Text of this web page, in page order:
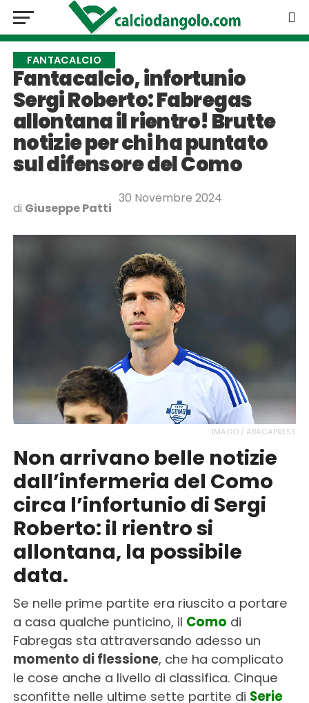
FANTACALCIO
Fantacalcio, infortunio
Sergi Roberto: Fabregas
allontana il rientro! Brutte
notizie per chi ha puntato
sul difensore del Como
di Giuseppe Patti
30 Novembre 2024
IMAGO / ABACAPRESS
Non arrivano belle notizie
dall’infermeria del Como
circa l’infortunio di Sergi
Roberto: il rientro si
allontana, la possibile
data.
Se nelle prime partite era riuscito a portare
a casa qualche punticino, il Como di
Fabregas sta attraversando adesso un
momento di flessione, che ha complicato
le cose anche a livello di classifica. Cinque
sconfitte nelle ultime sette partite di Serie